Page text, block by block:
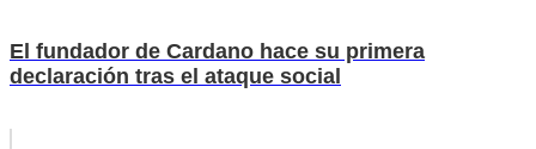
El fundador de Cardano hace su primera
declaración tras el ataque social